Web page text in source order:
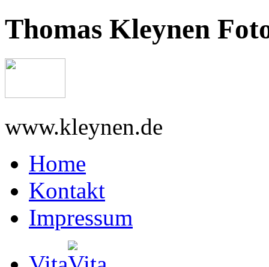
Thomas Kleynen
www.kleynen.de
Home
Kontakt
Impressum